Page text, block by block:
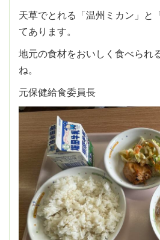
天草でとれる「温州ミカン」と
てあります。
地元の食材をおいしく食べられ
ね。
元保健給食委員長